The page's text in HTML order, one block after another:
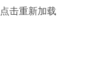
点击重新加载